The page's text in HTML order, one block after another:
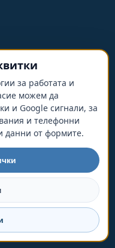
за работата и
можем да
и Google сигнали, за
и телефонни
данни от формите.